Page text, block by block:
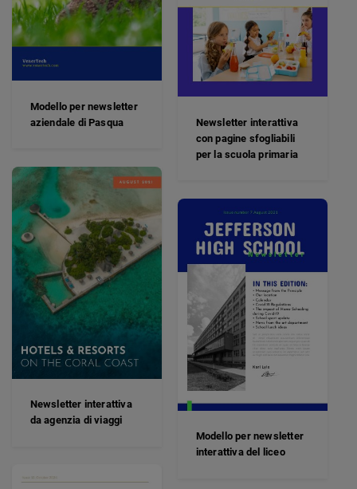
Modello per newsletter
aziendale di Pasqua
Newsletter interattiva
con pagine sfogliabili
per la scuola primaria
Newsletter interattiva
da agenzia di viaggi
Modello per newsletter
interattiva del liceo